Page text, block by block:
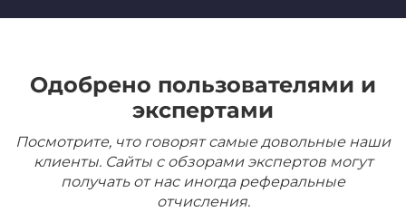
Одобрено пользователями и
экспертами
Посмотрите, что говорят самые довольные наши
клиенты. Сайты с обзорами экспертов могут
получать от нас иногда реферальные
отчисления.